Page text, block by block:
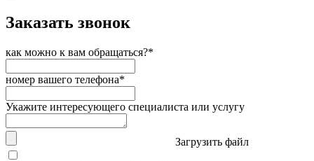
Заказать звонок
как можно к вам обращаться?*
номер вашего телефона*
Укажите интересующего специалиста или услугу
Загрузить файл